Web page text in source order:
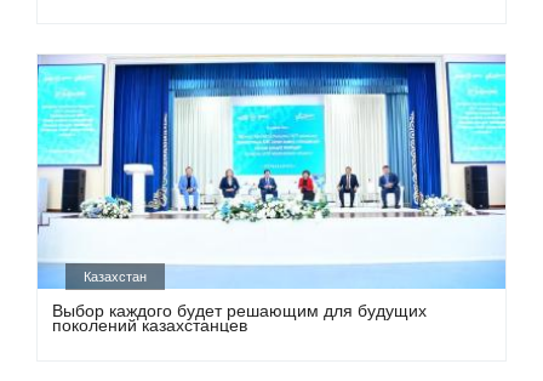
Казахстан
Выбор каждого будет решающим для будущих
поколений казахстанцев